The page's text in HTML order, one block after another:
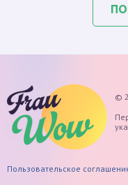
©
Пользовательское